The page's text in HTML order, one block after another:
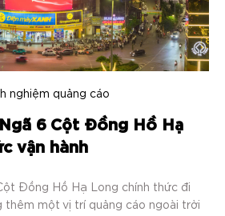
nghiệm quảng cáo
6 Cột Đồng Hồ Hạ
vận hành
Đồng Hồ Hạ Long chính thức đi
thêm một vị trí quảng cáo ngoài trời